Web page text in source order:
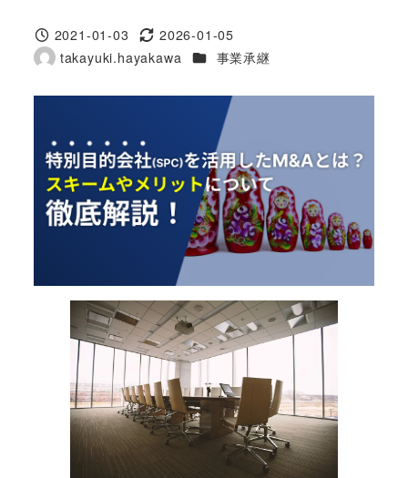
投稿日
2021-01-03
更新日
2026-01-05
著
takayuki.hayakawa カテゴリー
事業承継